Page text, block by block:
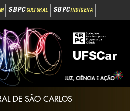
SBPC CULTURAL SBPCINDÍGENA
DE SÃO CARLOS